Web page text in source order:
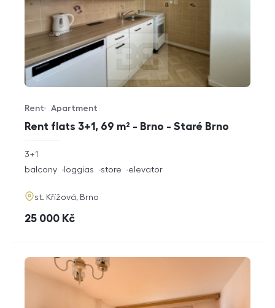
Rent flats 3+1, 69 m² - Brno - Staré Brno
Offer type
Rent
Property type
Apartment
rozměry
3+1
funkce
balcony loggias store elevator
adresa
st. Křížová, Brno
cena
25 000 Kč